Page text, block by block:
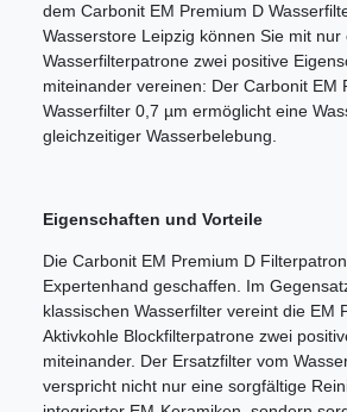
dem Carbonit EM Premium D
Wasserstore Leipzig können Sie mit nur
Wasserfilterpatrone zwei positive
miteinander vereinen: Der Carbonit EM
Wasserfilter 0,7 µm ermöglicht eine
gleichzeitiger Wasserbelebung.
Eigenschaften und Vorteile
Die Carbonit EM Premium D
Expertenhand geschaffen. Im
klassischen Wasserfilter vereint die EM
Aktivkohle Blockfilterpatrone zwei
miteinander. Der Ersatzfilter vom
verspricht nicht nur eine sorgfältige